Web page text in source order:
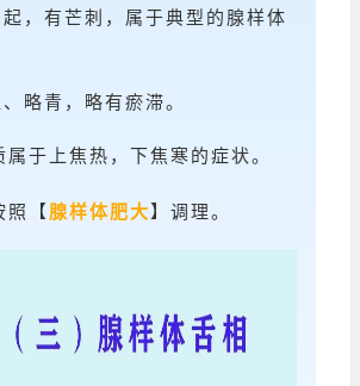
，有芒刺，属于典型的腺样体
略青，略有瘀滞。
属于上焦热，下焦寒的症状。
照【 腺样体肥大】调理。